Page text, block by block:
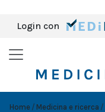
Login con
Home Medicina e ricerca